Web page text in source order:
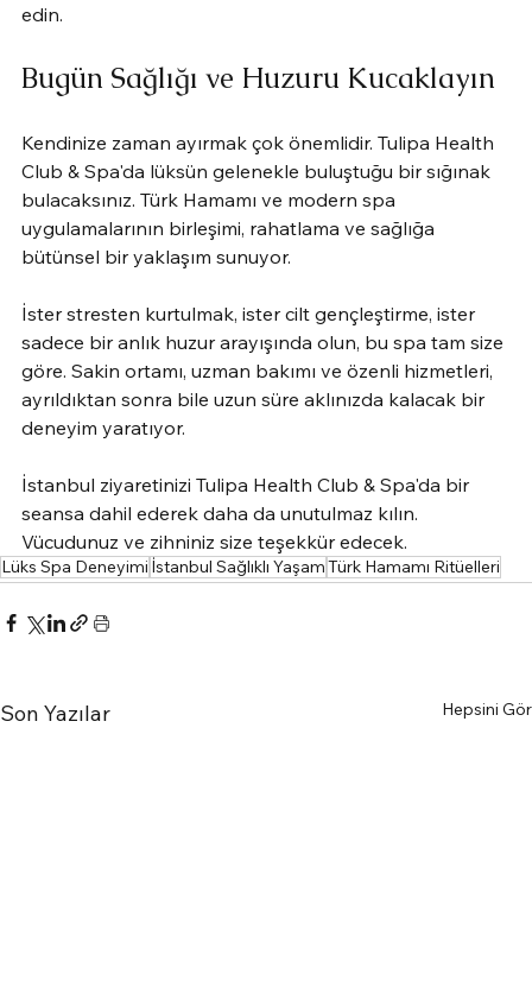
edin.
Bugün Sağlığı ve Huzuru Kucaklayın
Kendinize zaman ayırmak çok önemlidir. Tulipa Health
Club & Spa'da lüksün gelenekle buluştuğu bir sığınak
bulacaksınız. Türk Hamamı ve modern spa
uygulamalarının birleşimi, rahatlama ve sağlığa
bütünsel bir yaklaşım sunuyor.
İster stresten kurtulmak, ister cilt gençleştirme, ister
sadece bir anlık huzur arayışında olun, bu spa tam size
göre. Sakin ortamı, uzman bakımı ve özenli hizmetleri,
ayrıldıktan sonra bile uzun süre aklınızda kalacak bir
deneyim yaratıyor.
İstanbul ziyaretinizi Tulipa Health Club & Spa'da bir
seansa dahil ederek daha da unutulmaz kılın.
Vücudunuz ve zihniniz size teşekkür edecek.
Lüks Spa Deneyimi İstanbul Sağlıklı YaşamTürk Hamamı Ritüelleri
Son Yazılar Hepsini Gör